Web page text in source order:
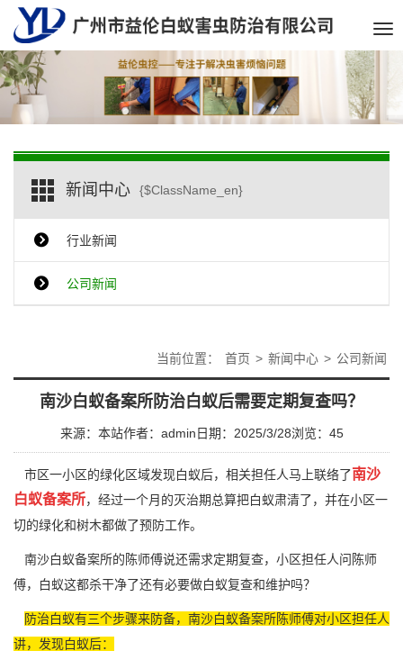
新闻中心 {$ClassName_en}
行业新闻
公司新闻
当前位置： 首页 > 新闻中心 > 公司新闻
南沙白蚁备案所防治白蚁后需要定期复查吗？
来源：本站作者：admin 日期：2025/3/28浏览： 45
市区一小区的绿化区域发现白蚁后，相关担任人马上联络了南沙
白蚁备案所，经过一个月的灭治期总算把白蚁肃清了，并在小区一
切的绿化和树木都做了预防工作。
南沙白蚁备案所的陈师傅说还需求定期复查，小区担任人问陈师
傅，白蚁这都杀干净了还有必要做白蚁复查和维护吗？
防治白蚁有三个步骤来防备，南沙白蚁备案所陈师傅对小区担任人
讲，发现白蚁后：